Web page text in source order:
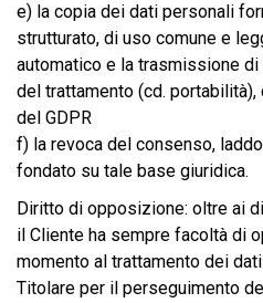
e) la copia dei dati personali
strutturato, di uso comune e
automatico e la trasmissione
del trattamento (cd. portabilità),
del GDPR
f) la revoca del consenso,
fondato su tale base giuridica.
Diritto di opposizione: oltre ai
il Cliente ha sempre facoltà di
momento al trattamento dei
Titolare per il perseguimento